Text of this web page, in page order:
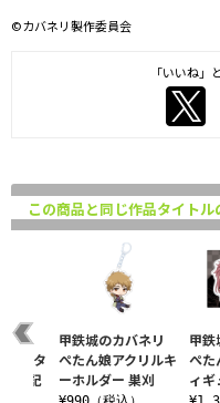
©カバネリ製作委員会
「いいね」
この商品と同じ作品タイトル
甲鉄
ぺた
ィギ
ネリ
グメタ
記
甲鉄城のカバネリ
ぺたん娘アクリルキ
ーホルダー 巣刈